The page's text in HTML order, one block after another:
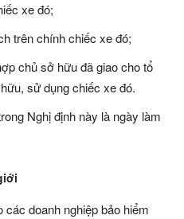
xe đó;
trên chính chiếc xe đó;
chủ sở hữu đã giao cho tổ
sử dụng chiếc xe đó.
Nghị định này là ngày làm
doanh nghiệp bảo hiểm